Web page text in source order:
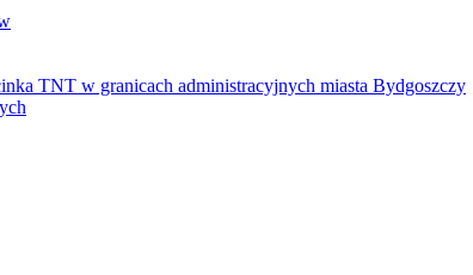
TNT w granicach administracyjnych miasta Bydgoszczy